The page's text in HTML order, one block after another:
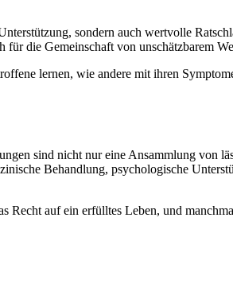
sondern auch wertvolle
die Gemeinschaft von unschätzbarem
lernen, wie andere mit ihren
sind nicht nur eine Ansammlung von
Behandlung, psychologische
Recht auf ein erfülltes Leben, und